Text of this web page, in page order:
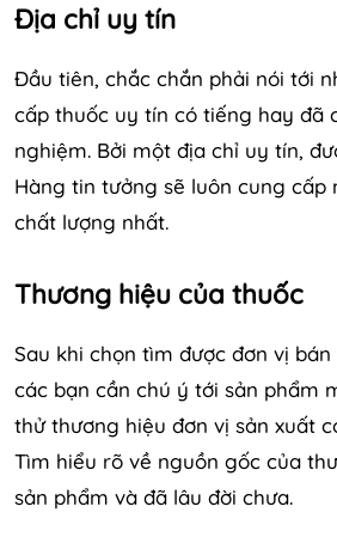
Địa chỉ uy tín
Đầu tiên, chắc chắn phải nói tới
cấp thuốc uy tín có tiếng hay đã
nghiệm. Bởi một địa chỉ uy tín,
Hàng tin tưởng sẽ luôn cung cấp
chất lượng nhất.
Thương hiệu của thuốc
Sau khi chọn tìm được đơn vị
các bạn cần chú ý tới sản phẩm
thử thương hiệu đơn vị sản xuất
Tìm hiểu rõ về nguồn gốc của
sản phẩm và đã lâu đời chưa.